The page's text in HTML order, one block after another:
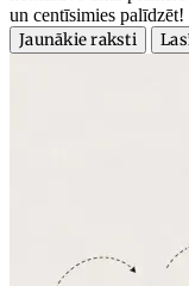
un centīsimies palīdzēt!
Jaunākie raksti